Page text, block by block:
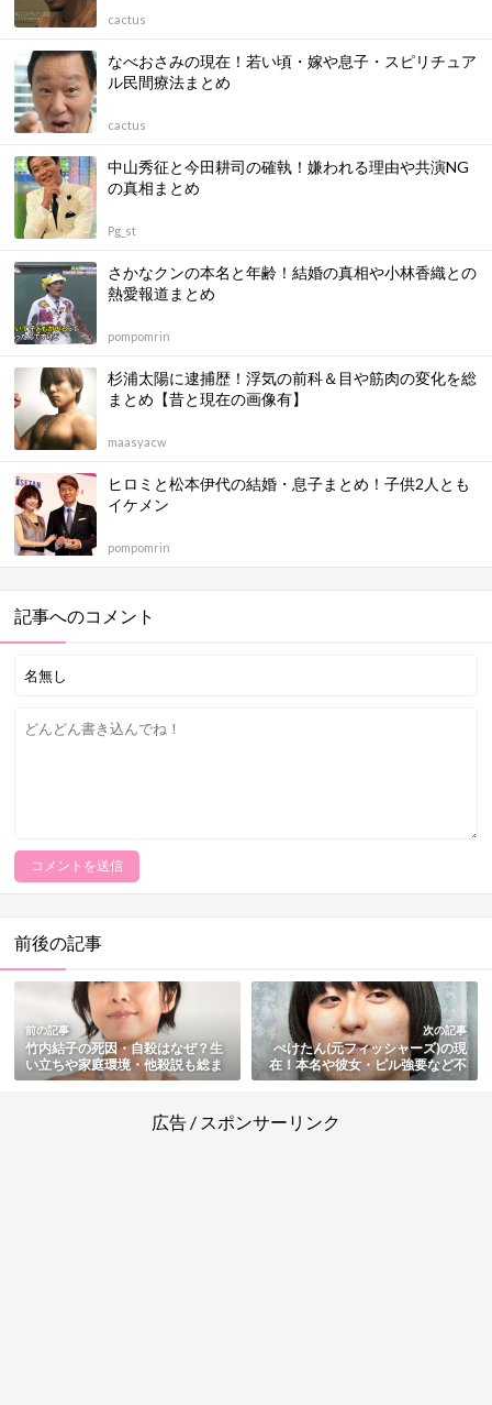
cactus
なべおさみの現在！若い頃・嫁や息子・スピリチュア
ル民間療法まとめ
cactus
中山秀征と今田耕司の確執！嫌われる理由や共演NG
の真相まとめ
Pg_st
さかなクンの本名と年齢！結婚の真相や小林香織との
熱愛報道まとめ
pompomrin
杉浦太陽に逮捕歴！浮気の前科＆目や筋肉の変化を総
まとめ【昔と現在の画像有】
maasyacw
ヒロミと松本伊代の結婚・息子まとめ！子供2人とも
イケメン
pompomrin
記事へのコメント
前後の記事
前の記事
竹内結子の死因・自殺はなぜ？生
い立ちや家庭環境・他殺説も総ま
とめ
次の記事
ぺけたん(元フィッシャーズ)の現
在！本名や彼女・ピル強要など不
祥事の詳細・脱退とその後も総ま
広告 / スポンサーリンク